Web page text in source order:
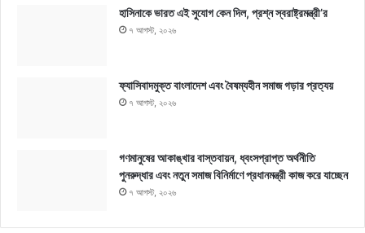
হাসিনাকে ভারত এই সুযোগ কেন দিল, প্রশ্ন স্বরাষ্ট্রমন্ত্রী’র
৭ আগস্ট, ২০২৬
ফ্যাসিবাদমুক্ত বাংলাদেশ এবং বৈষম্যহীন সমাজ গড়ার প্রত্যয়
৭ আগস্ট, ২০২৬
গণমানুষের আকাঙ্খার বাস্তবায়ন, ধ্বংসপ্রাপ্ত অর্থনীতি
পুনরুদ্ধার এবং নতুন সমাজ বিনির্মাণে প্রধানমন্ত্রী কাজ করে যাচ্ছেন
৭ আগস্ট, ২০২৬